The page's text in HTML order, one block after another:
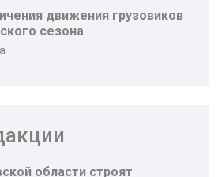
движения грузовиков
сезона
области строят